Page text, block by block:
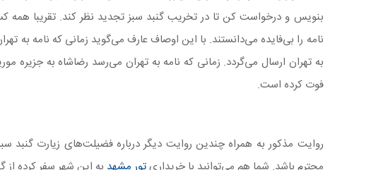
بنویس و درخواست کن تا در تخریب گنبد سبز تجدید نظر کند. تقریبا همه
نامه را بی‌فایده می‌دانستند. با این اوصاف عارف می‌گوید زمانی که نامه به
به تهران ارسال می‌گردد. زمانی که نامه به تهران می‌رسد رضاشاه به
فوت کرده است.
روایت مذکور به همراه چندین روایت دیگر درباره فضیلت‌های زیارت گنبد